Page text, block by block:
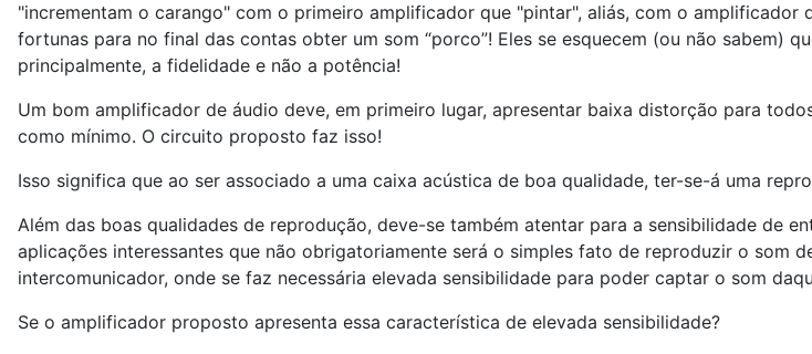
"incrementam o carango" com o primeiro amplificador que "pintar", aliás, com o
fortunas para no final das contas obter um som “porco”! Eles se esquecem (ou não sabem)
principalmente, a fidelidade e não a potência!
Um bom amplificador de áudio deve, em primeiro lugar, apresentar baixa distorção para
como mínimo. O circuito proposto faz isso!
Isso significa que ao ser associado a uma caixa acústica de boa qualidade, ter-se-á uma
Além das boas qualidades de reprodução, deve-se também atentar para a sensibilidade de
aplicações interessantes que não obrigatoriamente será o simples fato de reproduzir o som
intercomunicador, onde se faz necessária elevada sensibilidade para poder captar o som
Se o amplificador proposto apresenta essa característica de elevada sensibilidade?